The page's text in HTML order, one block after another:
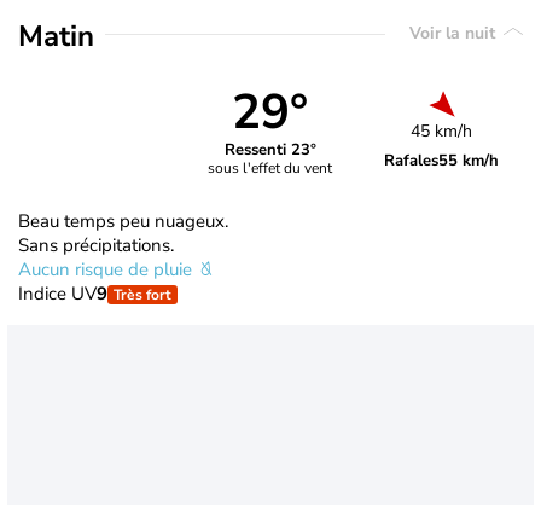
Matin Voir la nuit
29°
Ressenti 23°
sous l'effet du vent
45 km/h
Rafales55 km/h
Beau temps peu nuageux.
Sans précipitations.
Aucun risque de pluie
Indice UV9 Très fort